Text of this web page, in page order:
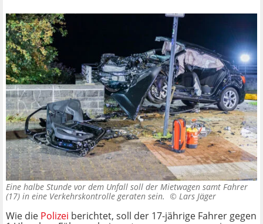
Eine halbe Stunde vor dem Unfall soll der Mietwagen samt Fahrer
(17) in eine Verkehrskontrolle geraten sein. © Lars Jäger
Wie die Polizei berichtet, soll der 17-jährige Fahrer gegen